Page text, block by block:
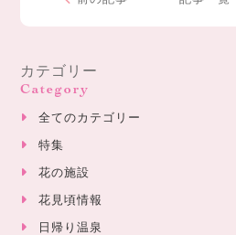
カテゴリー
Category
全てのカテゴリー
特集
花の施設
花見頃情報
日帰り温泉